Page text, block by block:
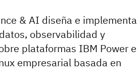
& AI diseña e implementa
observabilidad y
plataformas IBM Power e
empresarial basada en